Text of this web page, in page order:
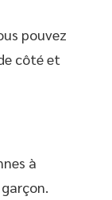
pouvez
côté et
à